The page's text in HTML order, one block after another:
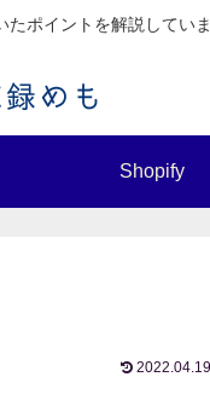
たポイントを解説してい
Shopify
2022.04.19